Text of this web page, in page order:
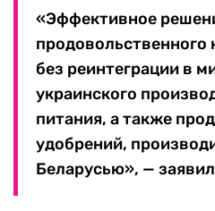
«Эффективное
без реинтеграции в
украинского
питания, а также
удобрений,
Беларусью», —